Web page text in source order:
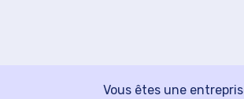
Vous êtes une